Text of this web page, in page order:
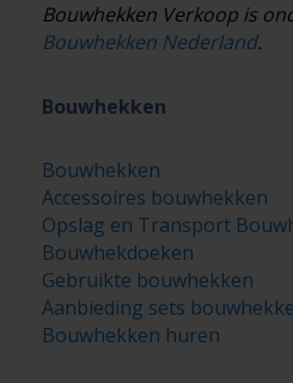
Bouwhekken Verkoop is
Bouwhekken Nederland.
Bouwhekken
Bouwhekken
Accessoires bouwhekken
Opslag en Transport
Bouwhekdoeken
Gebruikte bouwhekken
Aanbieding sets
Bouwhekken huren